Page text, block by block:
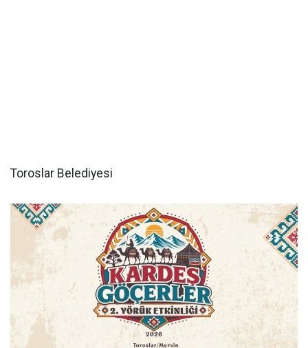
Toroslar Belediyesi